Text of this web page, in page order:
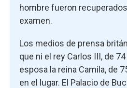
hombre fueron
examen.
Los medios de prensa
que ni el rey Carlos III, de
esposa la reina Camila, de
en el lugar. El Palacio de